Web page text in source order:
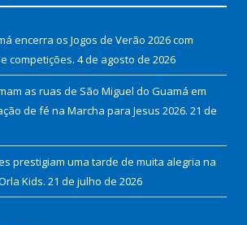
encerra os Jogos de Verão 2026 com
competições. 4 de agosto de 2026
as ruas de São Miguel do Guamá em
de fé na Marcha para Jesus 2026. 21 de
prestigiam uma tarde de muita alegria na
Kids. 21 de julho de 2026